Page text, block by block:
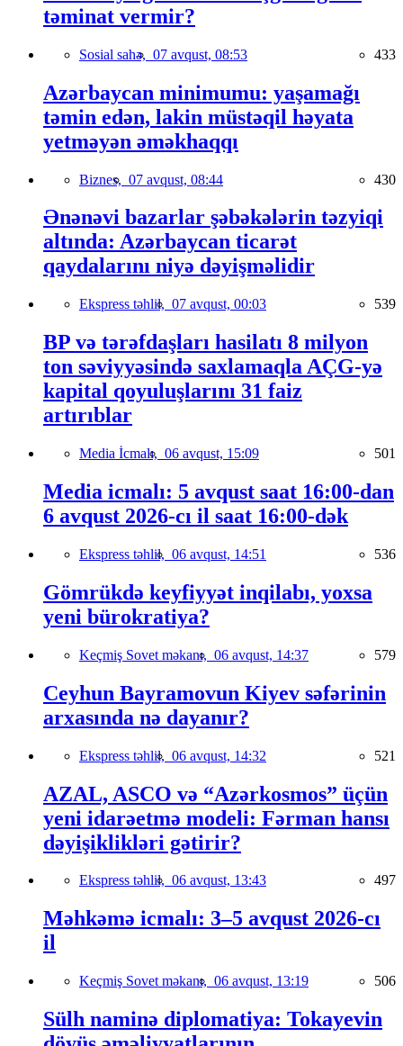
təminat vermir?
Sosial sahə, 07 avqust, 08:53 433
Azərbaycan minimumu: yaşamağı
təmin edən, lakin müstəqil həyata
yetməyən əməkhaqqı
Biznes, 07 avqust, 08:44 430
Ənənəvi bazarlar şəbəkələrin təzyiqi
altında: Azərbaycan ticarət
qaydalarını niyə dəyişməlidir
Ekspress təhlil, 07 avqust, 00:03 539
BP və tərəfdaşları hasilatı 8 milyon
ton səviyyəsində saxlamaqla AÇG-yə
kapital qoyuluşlarını 31 faiz
artırıblar
Media İcmalı, 06 avqust, 15:09 501
Media icmalı: 5 avqust saat 16:00-dan
6 avqust 2026-cı il saat 16:00-dək
Ekspress təhlil, 06 avqust, 14:51 536
Gömrükdə keyfiyyət inqilabı, yoxsa
yeni bürokratiya?
Keçmiş Sovet məkanı, 06 avqust, 14:37 579
Ceyhun Bayramovun Kiyev səfərinin
arxasında nə dayanır?
Ekspress təhlil, 06 avqust, 14:32 521
AZAL, ASCO və “Azərkosmos” üçün
yeni idarəetmə modeli: Fərman hansı
dəyişiklikləri gətirir?
Ekspress təhlil, 06 avqust, 13:43 497
Məhkəmə icmalı: 3–5 avqust 2026-cı
il
Keçmiş Sovet məkanı, 06 avqust, 13:19 506
Sülh naminə diplomatiya: Tokayevin